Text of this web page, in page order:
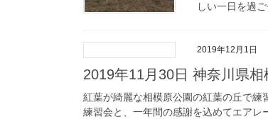
しい一日を過
2019年12月1日
2019年11月30日 神奈川県
紅葉が綺麗な相模原公園の紅葉の丘で
練習会と、一年間の感謝を込めてエアレ